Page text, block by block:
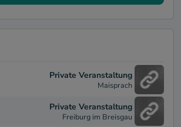
Private Veranstaltung
Maisprach
Private Veranstaltung
Freiburg im Breisgau